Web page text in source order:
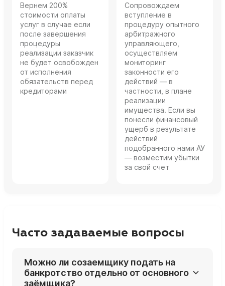
Вернем 200%
стоимости оплаты
услуг в случае если
после завершения
процедуры
реализации заказчик
не будет освобожден
от исполнения
обязательств перед
кредиторами
Сопровождаем
вступление в
процедуру опытного
арбитражного
управляющего,
осуществляем
мониторинг
законности его
действий — в
частности, в плане
реализации
имущества. Если вы
понесли финансовый
ущерб в результате
действий
подобранного нами АУ
— возместим убытки
за свой счет
Часто задаваемые вопросы
Можно ли созаемщику подать на
банкротство отдельно от основного
заёмщика?